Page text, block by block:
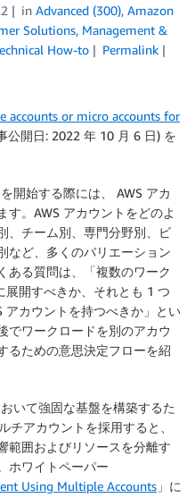
in Advanced (300), Amazon
Solutions, Management &
How-to
Permalink
accounts or micro accounts for
公開日: 2022 年 10 月 6 日) を
開始する際には、 AWS アカ
す。AWS アカウントをどのよ
、チーム別、専門分野別、ビ
など、多くのバリエーション
ある質問は、「複数のワーク
展開すべきか、それとも 1 つ
アカウントを持つべきか」とい
でワークロードを別のアカウ
るための意思決定フローを紹
いて強固な基盤を構築するた
チアカウントを採用すると、
範囲およびリソースを分離す
ホワイトペーパー
Using Multiple Accounts 」に